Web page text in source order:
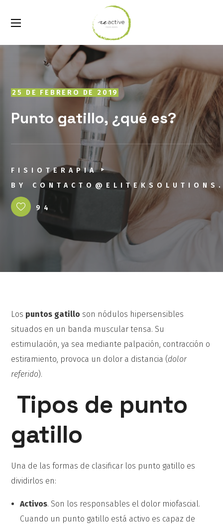
25 DE FEBRERO DE 2019
Punto gatillo, ¿qué es?
FISIOTERAPIA
BY
94
Los puntos gatillo son nódulos hipersensibles
situados en un banda muscular tensa. Su
estimulación, ya sea mediante palpación, contracción o
estiramiento, provoca un dolor a distancia (dolor
referido).
Tipos de punto
gatillo
Una de las formas de clasificar los punto gatillo es
dividirlos en:
Activos. Son los responsables el dolor miofascial.
Cuando un punto gatillo está activo es capaz de